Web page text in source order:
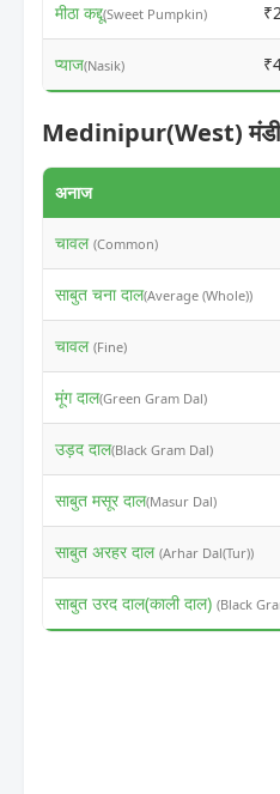
मीठा कद्दू(Sweet Pumpkin)
प्याज(Nasik)
Medinipur(West) मंडी
अनाज
चावल (Common)
साबुत चना दाल(Average (Whole))
चावल (Fine)
मूंग दाल(Green Gram Dal)
उड़द दाल(Black Gram Dal)
साबुत मसूर दाल(Masur Dal)
साबुत अरहर दाल (Arhar Dal(Tur))
साबुत उरद दाल(काली दाल) (Black